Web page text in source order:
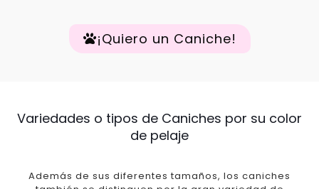
¡Quiero un Caniche!
Variedades o tipos de Caniches por su color
de pelaje
Además de sus diferentes tamaños, los caniches